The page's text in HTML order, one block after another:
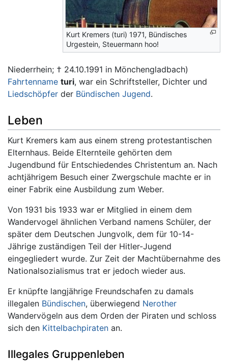
Kurt Kremers (turi) 1971, Bündisches
Urgestein, Steuermann hoo!
Niederrhein; † 24.10.1991 in Mönchengladbach)
Fahrtenname turi, war ein Schriftsteller, Dichter und
Liedschöpfer der Bündischen Jugend.
Leben
Kurt Kremers kam aus einem streng protestantischen
Elternhaus. Beide Elternteile gehörten dem
Jugendbund für Entschiedendes Christentum an. Nach
achtjährigem Besuch einer Zwergschule machte er in
einer Fabrik eine Ausbildung zum Weber.
Von 1931 bis 1933 war er Mitglied in einem dem
Wandervogel ähnlichen Verband namens Schüler, der
später dem Deutschen Jungvolk, dem für 10-14-
Jährige zuständigen Teil der Hitler-Jugend
eingegliedert wurde. Zur Zeit der Machtübernahme des
Nationalsozialismus trat er jedoch wieder aus.
Er knüpfte langjährige Freundschafen zu damals
illegalen Bündischen, überwiegend Nerother
Wandervögeln aus dem Orden der Piraten und schloss
sich den Kittelbachpiraten an.
Illegales Gruppenleben